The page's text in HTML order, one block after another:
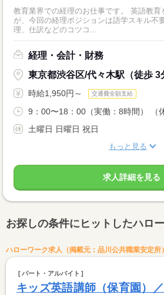
教育業界での経理のお仕事です。 英語教育
が、今回の経理ポジションは語学スキル不
理、仕訳などのコツコ...
経理・会計・財務
東京都渋谷区/代々木駅（徒歩 3
時給1,950円～ 交通費全額支給
9：00〜18：00（実働：8時間） （
土曜日 日曜日 祝日
もっと見る
求人詳細を見る
お探しの条件にヒットしたハロ
ハローワーク求人（掲載元：品川公共職業安定所）
パート・アルバイト
キッズ英語講師（保育園）